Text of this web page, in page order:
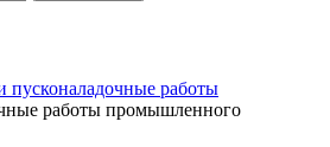
пусконаладочные работы
работы промышленного